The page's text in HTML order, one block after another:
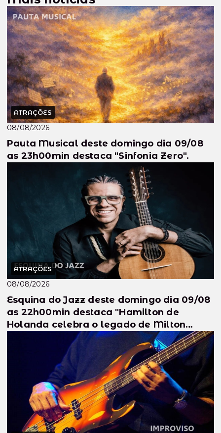
ATRAÇÕES
08/08/2026
Pauta Musical deste domingo dia 09/08
as 23h00min destaca "Sinfonia Zero".
ATRAÇÕES
08/08/2026
Esquina do Jazz deste domingo dia 09/08
as 22h00min destaca "Hamilton de
Holanda celebra o legado de Milton